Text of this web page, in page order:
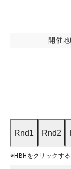
開催
Rnd1 Rnd2
※HBHをクリックす